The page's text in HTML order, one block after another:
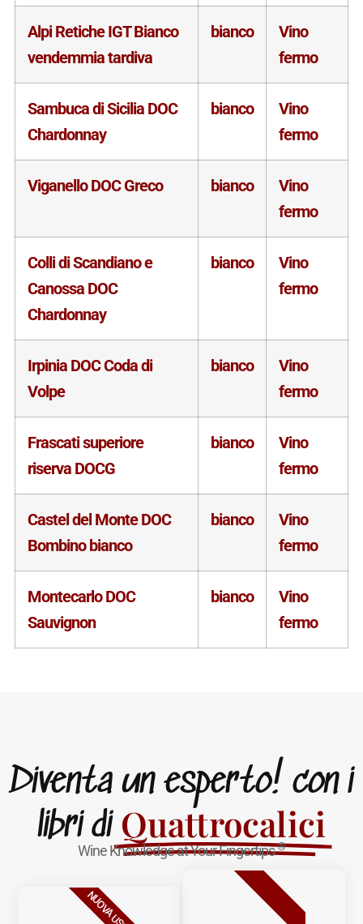
Alpi Retiche IGT Bianco
vendemmia tardiva
bianco
Vino
fermo
Sambuca di Sicilia DOC
Chardonnay
bianco
Vino
fermo
Viganello DOC Greco bianco
Vino
fermo
Colli di Scandiano e
Canossa DOC
Chardonnay
bianco
Vino
fermo
Irpinia DOC Coda di
Volpe
bianco
Vino
fermo
Frascati superiore
riserva DOCG
bianco
Vino
fermo
Castel del Monte DOC
Bombino bianco
bianco
Vino
fermo
Montecarlo DOC
Sauvignon
bianco
Vino
fermo
Diventa un esperto! con i
libri di Quattrocalici
Wine Knowledge at Your Fingertips®
BESTSELLER